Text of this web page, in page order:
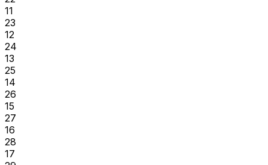
11
23
12
24
13
25
14
26
15
27
16
28
17